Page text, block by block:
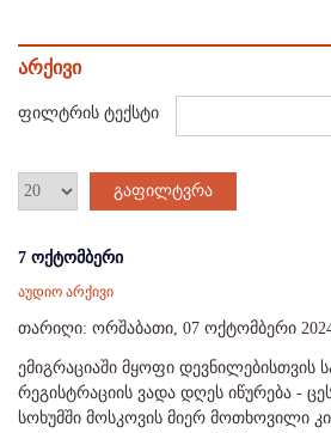
არქივი
ფილტრის ტექსტი
გაფილტვრა
7 ოქტომბერი
აუდიო არქივი
თარიღი: ორშაბათი, 07 ოქტომბერი
ემიგრაციაში მყოფი დევნილებისთვის
რეგისტრაციის ვადა დღეს იწურება -
სოხუმში მოსკოვის მიერ მოთხოვილი